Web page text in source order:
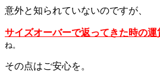
意外と知られていないのですが、
サイズオーバーで返ってきた時の
ね。
その点はご安心を。